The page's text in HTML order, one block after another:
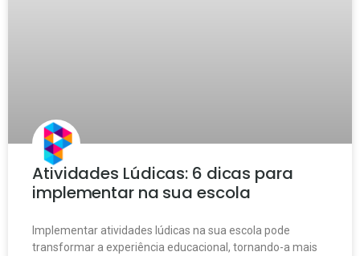
Atividades Lúdicas: 6 dicas para
implementar na sua escola
Implementar atividades lúdicas na sua escola pode
transformar a experiência educacional, tornando-a mais